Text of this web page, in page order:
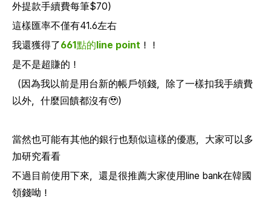
外提款手續費每筆$70）
這樣匯率不僅有41.6左右
我還獲得了661點的line point ！！
是不是超賺的！
（因為我以前是用台新的帳戶領錢，除了一樣扣我手續費
以外，什麼回饋都沒有🥹）
當然也可能有其他的銀行也類似這樣的優惠，大家可以多
加研究看看
不過目前使用下來，還是很推薦大家使用line bank在韓國
領錢呦！